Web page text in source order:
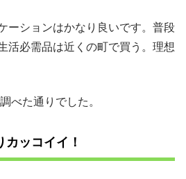
ーションはかなり良いです。普段
活必需品は近くの町で買う。理想
べた通りでした。
カッコイイ！